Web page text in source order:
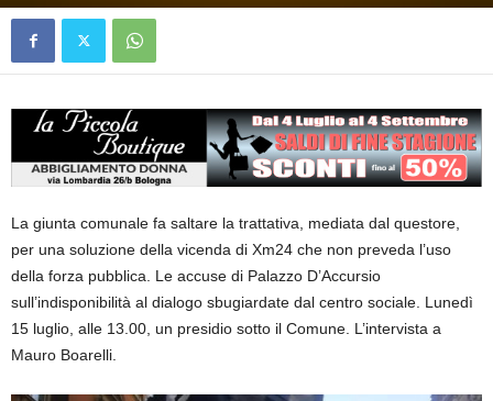
La giunta comunale fa saltare la trattativa, mediata dal questore,
per una soluzione della vicenda di Xm24 che non preveda l’uso
della forza pubblica. Le accuse di Palazzo D’Accursio
sull’indisponibilità al dialogo sbugiardate dal centro sociale. Lunedì
15 luglio, alle 13.00, un presidio sotto il Comune. L’intervista a
Mauro Boarelli.